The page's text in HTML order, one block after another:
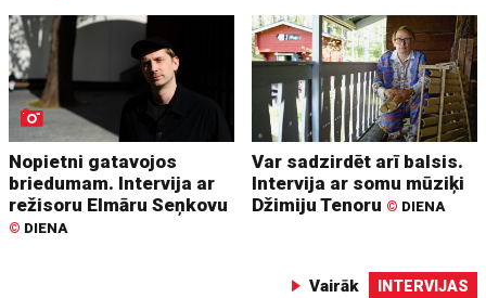
Nopietni gatavojos
briedumam. Intervija ar
režisoru Elmāru Seņkovu
© DIENA
Var sadzirdēt arī balsis.
Intervija ar somu mūziķi
Džimiju Tenoru © DIENA
Vairāk INTERVIJAS